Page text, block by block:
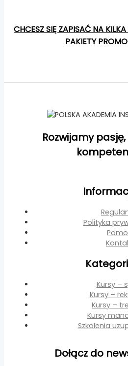
CHCESZ SIĘ ZAPISAĆ NA
PAKIETY
Rozwijamy
Polityka
Kursy –
Kursy –
Kursy –
Kursy
Szkolenia
Dołącz do